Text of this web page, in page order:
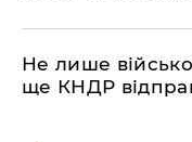
Не лише
ще КНДР